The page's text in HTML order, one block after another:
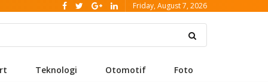
Friday, August 7, 2026
Teknologi Otomotif Foto